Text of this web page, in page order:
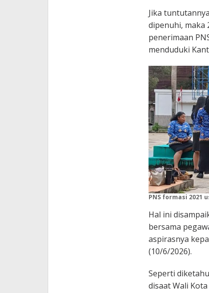
Jika
dipenuhi, maka
penerimaan
menduduki
PNS formasi 2021
Hal ini
bersama
aspirasnya
(10/6/2026).
Seperti
disaat Wali